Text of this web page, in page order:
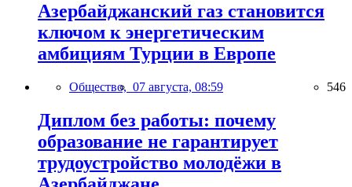
Азербайджанский газ становится
ключом к энергетическим
амбициям Турции в Европе
Общество, 07 августа, 08:59 546
Диплом без работы: почему
образование не гарантирует
трудоустройство молодёжи в